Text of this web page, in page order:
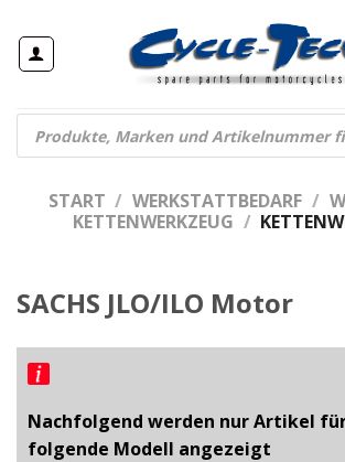
Inhalt
springen
Products
search
START / WERKSTATTBEDARF /
KETTENWERKZEUG /
SACHS JLO/ILO Motor
Nachfolgend werden nur Artikel
folgende Modell angezeigt